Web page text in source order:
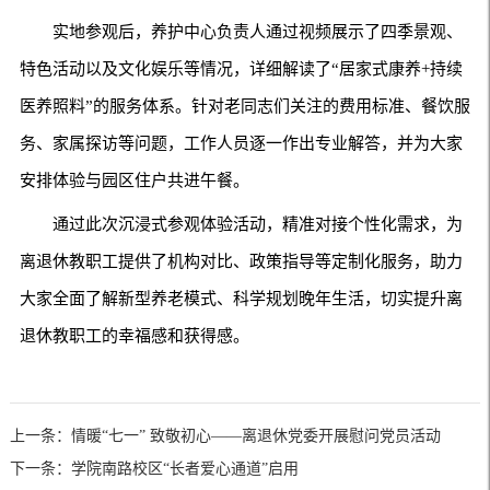
实地参观后，养护中心负责人通过视频展示了四季景观、
特色活动以及文化娱乐等情况，详细解读了“居家式康养+持续
医养照料”的服务体系。针对老同志们关注的费用标准、餐饮服
务、家属探访等问题，工作人员逐一作出专业解答，并为大家
安排体验与园区住户共进午餐。
通过此次沉浸式参观体验活动，精准对接个性化需求，为
离退休教职工提供了机构对比、政策指导等定制化服务，助力
大家全面了解新型养老模式、科学规划晚年生活，切实提升离
退休教职工的幸福感和获得感。
上一条：情暖“七一” 致敬初心——离退休党委开展慰问党员活动
下一条：学院南路校区“长者爱心通道”启用